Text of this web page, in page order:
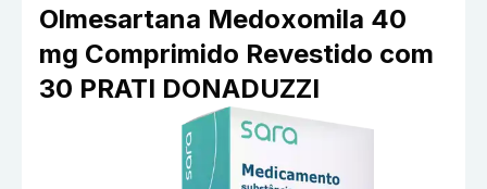
Olmesartana Medoxomila 40
mg Comprimido Revestido com
30 PRATI DONADUZZI